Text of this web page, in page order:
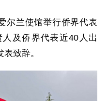
尔兰使馆举行侨界代表
及侨界代表近40人出
致辞。